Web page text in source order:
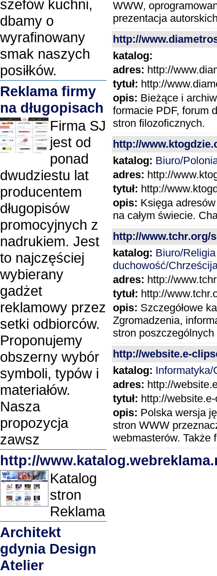
WWW,
prezentacja
http://
katalog:
adres: http://
tytuł: http://
opis: Bieżące i
formacie PDF, forum
stron filozoficznych.
http://
katalog: Biuro/
adres: http://
tytuł: http://
opis: Księga
na całym świecie.
http://www.tchr.org/
katalog: Biuro/
duchowość/
adres: http://
tytuł: http://
opis: Szczegółowe
Zgromadzenia,
stron
http://website.e-
katalog:
adres: http://
tytuł: http://
opis: Polska wersja
stron WWW
webmasterów. Także
szefów kuchni,
dbamy o
wyrafinowany
smak naszych
posiłków.
Reklama firmy
na długopisach
Firma SJ
jest od
ponad
dwudziestu lat
producentem
długopisów
promocyjnych z
nadrukiem. Jest
to najczęściej
wybierany
gadżet
reklamowy przez
setki odbiorców.
Proponujemy
obszerny wybór
symboli, typów i
materiałów.
Nasza
propozycja
zawsz
http://
Katalog
stron
Reklama
Architekt
gdynia Design
Atelier